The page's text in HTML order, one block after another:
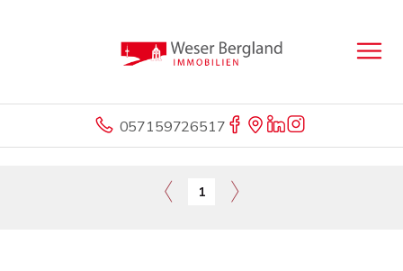
057159726517
1